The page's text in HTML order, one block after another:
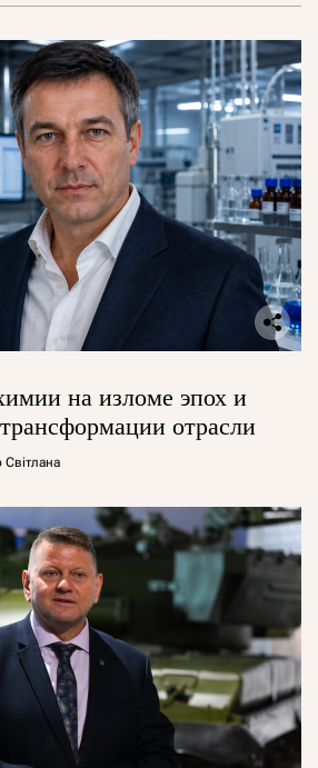
на изломе эпох и
отрасли